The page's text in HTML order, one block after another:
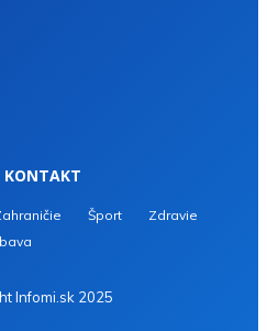
KONTAKT
Šport
Zdravie
Infomi.sk 2025